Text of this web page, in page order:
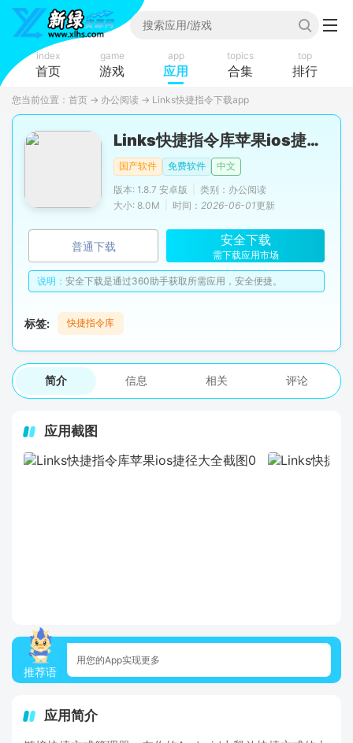
index
首页
game
游戏
app
应用
topics
合集
top
排行
您当前位置： 首页 → 办公阅读 → Links快捷指令下载app
Links快捷指令库苹果ios捷径大全
国产软件 免费软件
中文
版本: 1.8.7 安卓版
类别：办公阅读
大小: 8.0M
时间： 2026-06-01更新
普通下载 安全下载
需下载应用市场
说明： 安全下载是通过360助手获取所需应用，安全便捷。
标签: 快捷指令库
简介 信息 相关 评论
应用截图
推荐语
用您的App实现更多
应用简介